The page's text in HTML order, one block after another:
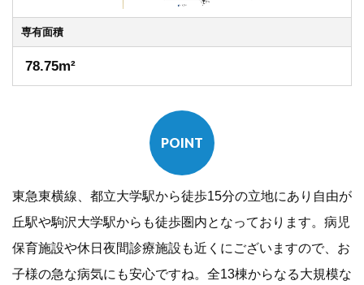
専有面積
78.75m²
POINT
東急東横線、都立大学駅から徒歩15分の立地にあり自由が
丘駅や駒沢大学駅からも徒歩圏内となっております。病児
保育施設や休日夜間診療施設も近くにございますので、お
子様の急な病気にも安心ですね。全13棟からなる大規模な